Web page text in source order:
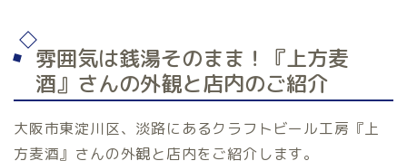
雰囲気は銭湯そのまま！『上方麦
酒』さんの外観と店内のご紹介
大阪市東淀川区、淡路にあるクラフトビール工房『上
方麦酒』さんの外観と店内をご紹介します。